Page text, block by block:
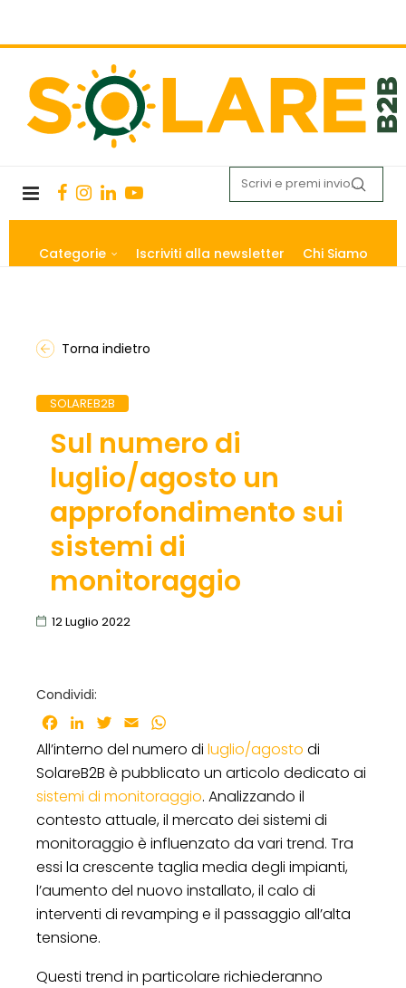
Categorie Iscriviti alla newsletter Chi Siamo
Torna indietro
SOLAREB2B
Sul numero di
luglio/agosto un
approfondimento sui
sistemi di
monitoraggio
12 Luglio 2022
Condividi:
Facebook
LinkedInTwitter
Email
All’interno del numero di luglio/agosto di
SolareB2B è pubblicato un articolo dedicato ai
sistemi di monitoraggio. Analizzando il
contesto attuale, il mercato dei sistemi di
monitoraggio è influenzato da vari trend. Tra
essi la crescente taglia media degli impianti,
l’aumento del nuovo installato, il calo di
interventi di revamping e il passaggio all’alta
tensione.
Questi trend in particolare richiederanno